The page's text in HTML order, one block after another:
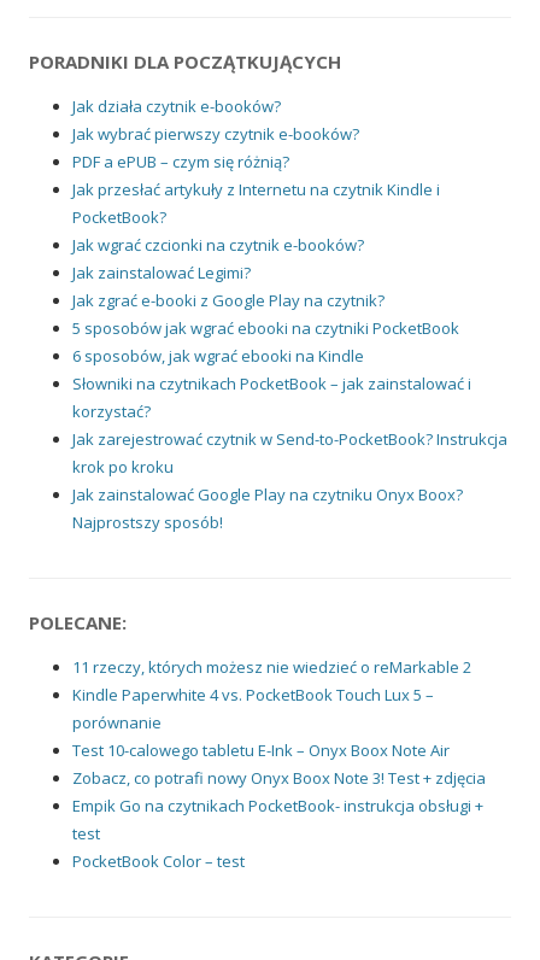
PORADNIKI DLA POCZĄTKUJĄCYCH
Jak działa czytnik e-booków?
Jak wybrać pierwszy czytnik e-booków?
PDF a ePUB – czym się różnią?
Jak przesłać artykuły z Internetu na czytnik Kindle i
PocketBook?
Jak wgrać czcionki na czytnik e-booków?
Jak zainstalować Legimi?
Jak zgrać e-booki z Google Play na czytnik?
5 sposobów jak wgrać ebooki na czytniki PocketBook
6 sposobów, jak wgrać ebooki na Kindle
Słowniki na czytnikach PocketBook – jak zainstalować i
korzystać?
Jak zarejestrować czytnik w Send-to-PocketBook? Instrukcja
krok po kroku
Jak zainstalować Google Play na czytniku Onyx Boox?
Najprostszy sposób!
POLECANE:
11 rzeczy, których możesz nie wiedzieć o reMarkable 2
Kindle Paperwhite 4 vs. PocketBook Touch Lux 5 –
porównanie
Test 10-calowego tabletu E-Ink – Onyx Boox Note Air
Zobacz, co potrafi nowy Onyx Boox Note 3! Test + zdjęcia
Empik Go na czytnikach PocketBook- instrukcja obsługi +
test
PocketBook Color – test